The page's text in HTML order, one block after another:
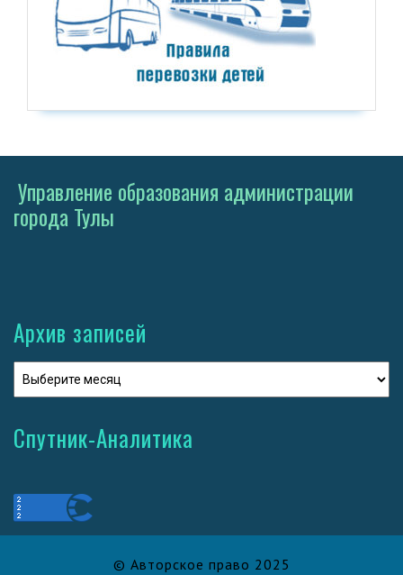
Управление образования администрации
города Тулы
Архив записей
Спутник-Аналитика
© Авторское право 2025